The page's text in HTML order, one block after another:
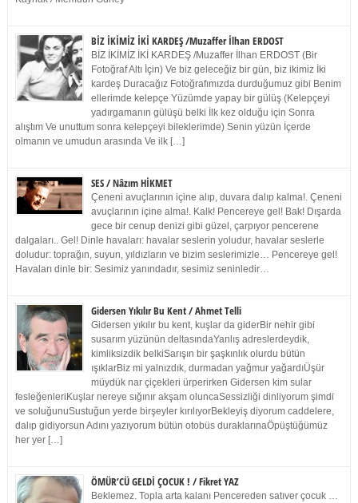
BİZ İKİMİZ İKİ KARDEŞ /Muzaffer İlhan ERDOST
BİZ İKİMİZ İKİ KARDEŞ /Muzaffer İlhan ERDOST (Bir
Fotoğraf Altı İçin) Ve biz geleceğiz bir gün, biz ikimiz İki
kardeş Duracağız Fotoğrafımızda durduğumuz gibi Benim
ellerimde kelepçe Yüzümde yapay bir gülüş (Kelepçeyi
yadırgamanın gülüşü belki İlk kez olduğu için Sonra
alıştım Ve unuttum sonra kelepçeyi bileklerimde) Senin yüzün İçerde
olmanın ve umudun arasında Ve ilk […]
SES / Nâzım HİKMET
Çeneni avuçlarının içine alıp, duvara dalıp kalma!. Çeneni
avuçlarının içine alma!. Kalk! Pencereye gel! Bak! Dışarda
gece bir cenup denizi gibi güzel, çarpıyor pencerene
dalgaları.. Gel! Dinle havaları: havalar seslerin yoludur, havalar seslerle
doludur: toprağın, suyun, yıldızların ve bizim seslerimizle… Pencereye gel!
Havaları dinle bir: Sesimiz yanındadır, sesimiz seninledir…
Gidersen Yıkılır Bu Kent / Ahmet Telli
Gidersen yıkılır bu kent, kuşlar da giderBir nehir gibi
susarım yüzünün deltasındaYanlış adreslerdeydik,
kimliksizdik belkiSarışın bir şaşkınlık olurdu bütün
ışıklarBiz mi yalnızdık, durmadan yağmur yağardıÜşür
müydük nar çiçekleri ürperirken Gidersen kim sular
fesleğenleriKuşlar nereye sığınır akşam oluncaSessizliği dinliyorum şimdi
ve soluğunuSustuğun yerde birşeyler kırılıyorBekleyiş diyorum caddelere,
dalıp gidiyorsun Adını yazıyorum bütün otobüs duraklarınaÖpüştüğümüz
her yer […]
ÖMÜR’CÜ GELDİ ÇOCUK ! / Fikret YAZ
Beklemez. Topla arta kalanı Pencereden satıver çocuk …